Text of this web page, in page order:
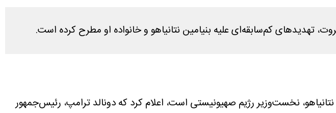
کم‌سابقه‌ای علیه بنیامین نتانیاهو و خانواده او مطرح کرده است.
نتانیاهو، نخست‌وزیر رژیم صهیونیستی است، اعلام کرد که دونالد ترامپ، رئیس‌جمهور